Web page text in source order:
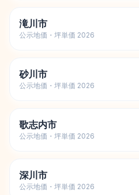
滝川市
公示地価・坪単価 2026
砂川市
公示地価・坪単価 2026
歌志内市
公示地価・坪単価 2026
深川市
公示地価・坪単価 2026